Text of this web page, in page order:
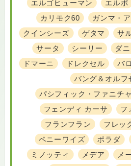
エルゴヒューマン
エルポ
カリモク60
ガンマ・
クインシーズ
ゲタマ
サ
サータ
シーリー ダ
ドマーニ
ドレクセル
バ
バング＆オルフ
パシフィック・ファニチ
フェンディ カーサ
フ
フランフラン
フレッ
ペニーワイズ
ポラダ
ミノッティ
メデア
メ